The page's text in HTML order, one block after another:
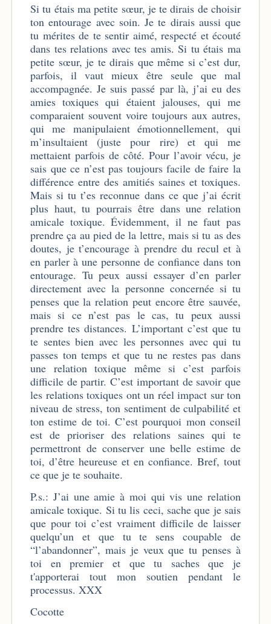
Si tu étais ma petite sœur, je te dirais de choisir
ton entourage avec soin. Je te dirais aussi que
tu mérites de te sentir aimé, respecté et écouté
dans tes relations avec tes amis. Si tu étais ma
petite sœur, je te dirais que même si c’est dur,
parfois, il vaut mieux être seule que mal
accompagnée. Je suis passé par là, j’ai eu des
amies toxiques qui étaient jalouses, qui me
comparaient souvent voire toujours aux autres,
qui me manipulaient émotionnellement, qui
m’insultaient (juste pour rire) et qui me
mettaient parfois de côté. Pour l’avoir vécu, je
sais que ce n’est pas toujours facile de faire la
différence entre des amitiés saines et toxiques.
Mais si tu t’es reconnue dans ce que j’ai écrit
plus haut, tu pourrais être dans une relation
amicale toxique. Évidemment, il ne faut pas
prendre ça au pied de la lettre, mais si tu as des
doutes, je t’encourage à prendre du recul et à
en parler à une personne de confiance dans ton
entourage. Tu peux aussi essayer d’en parler
directement avec la personne concernée si tu
penses que la relation peut encore être sauvée,
mais si ce n’est pas le cas, tu peux aussi
prendre tes distances. L’important c’est que tu
te sentes bien avec les personnes avec qui tu
passes ton temps et que tu ne restes pas dans
une relation toxique même si c’est parfois
difficile de partir. C’est important de savoir que
les relations toxiques ont un réel impact sur ton
niveau de stress, ton sentiment de culpabilité et
ton estime de toi. C’est pourquoi mon conseil
est de prioriser des relations saines qui te
permettront de conserver une belle estime de
toi, d’être heureuse et en confiance. Bref, tout
ce que je te souhaite.
P.s.: J’ai une amie à moi qui vis une relation
amicale toxique. Si tu lis ceci, sache que je sais
que pour toi c’est vraiment difficile de laisser
quelqu’un et que tu te sens coupable de
“l’abandonner”, mais je veux que tu penses à
toi en premier et que tu saches que je
t'apporterai tout mon soutien pendant le
processus. XXX
Cocotte